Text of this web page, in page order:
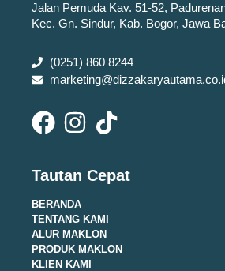
Jalan Pemuda Kav. 51-52,
Kec. Gn. Sindur, Kab. Bogor, Jawa
(0251) 860 8244
Tautan Cepat
BERANDA
TENTANG KAMI
ALUR MAKLON
PRODUK MAKLON
KLIEN KAMI